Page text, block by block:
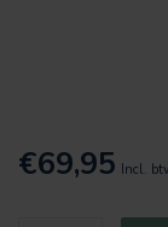
€69,95 Incl.